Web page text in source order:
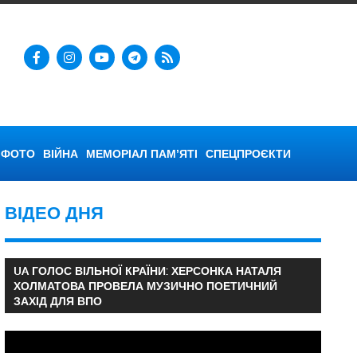
ФОТО ВІЙНА МЕМОРІАЛ ПАМ’ЯТІ СПЕЦПРОЄКТИ
ВІДЕО ДНЯ
UA ГОЛОС ВІЛЬНОЇ КРАЇНИ: ХЕРСОНКА НАТАЛЯ
ХОЛМАТОВА ПРОВЕЛА МУЗИЧНО ПОЕТИЧНИЙ
ЗАХІД ДЛЯ ВПО